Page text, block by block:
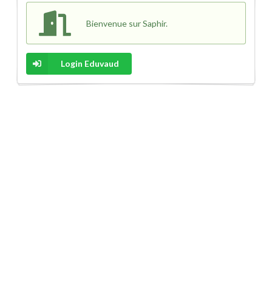
Bienvenue sur Saphir.
Login Eduvaud